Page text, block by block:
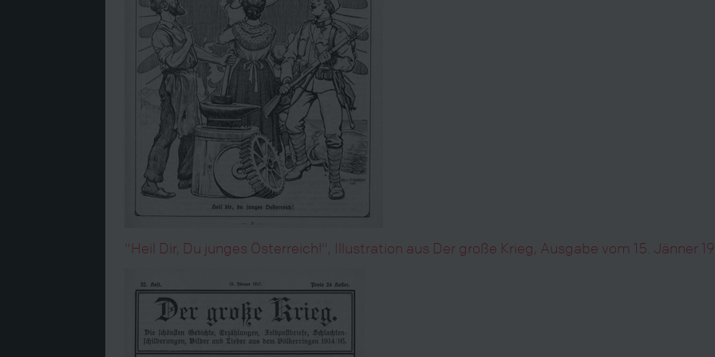
"Heil Dir, Du junges Österreich!", Illustration aus Der große Krieg, Ausgabe vom 15. Jänner